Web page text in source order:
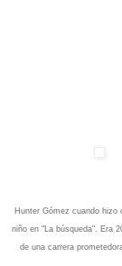
Hunter Gómez cuando hizo
niño en "La búsqueda". Era
de una carrera